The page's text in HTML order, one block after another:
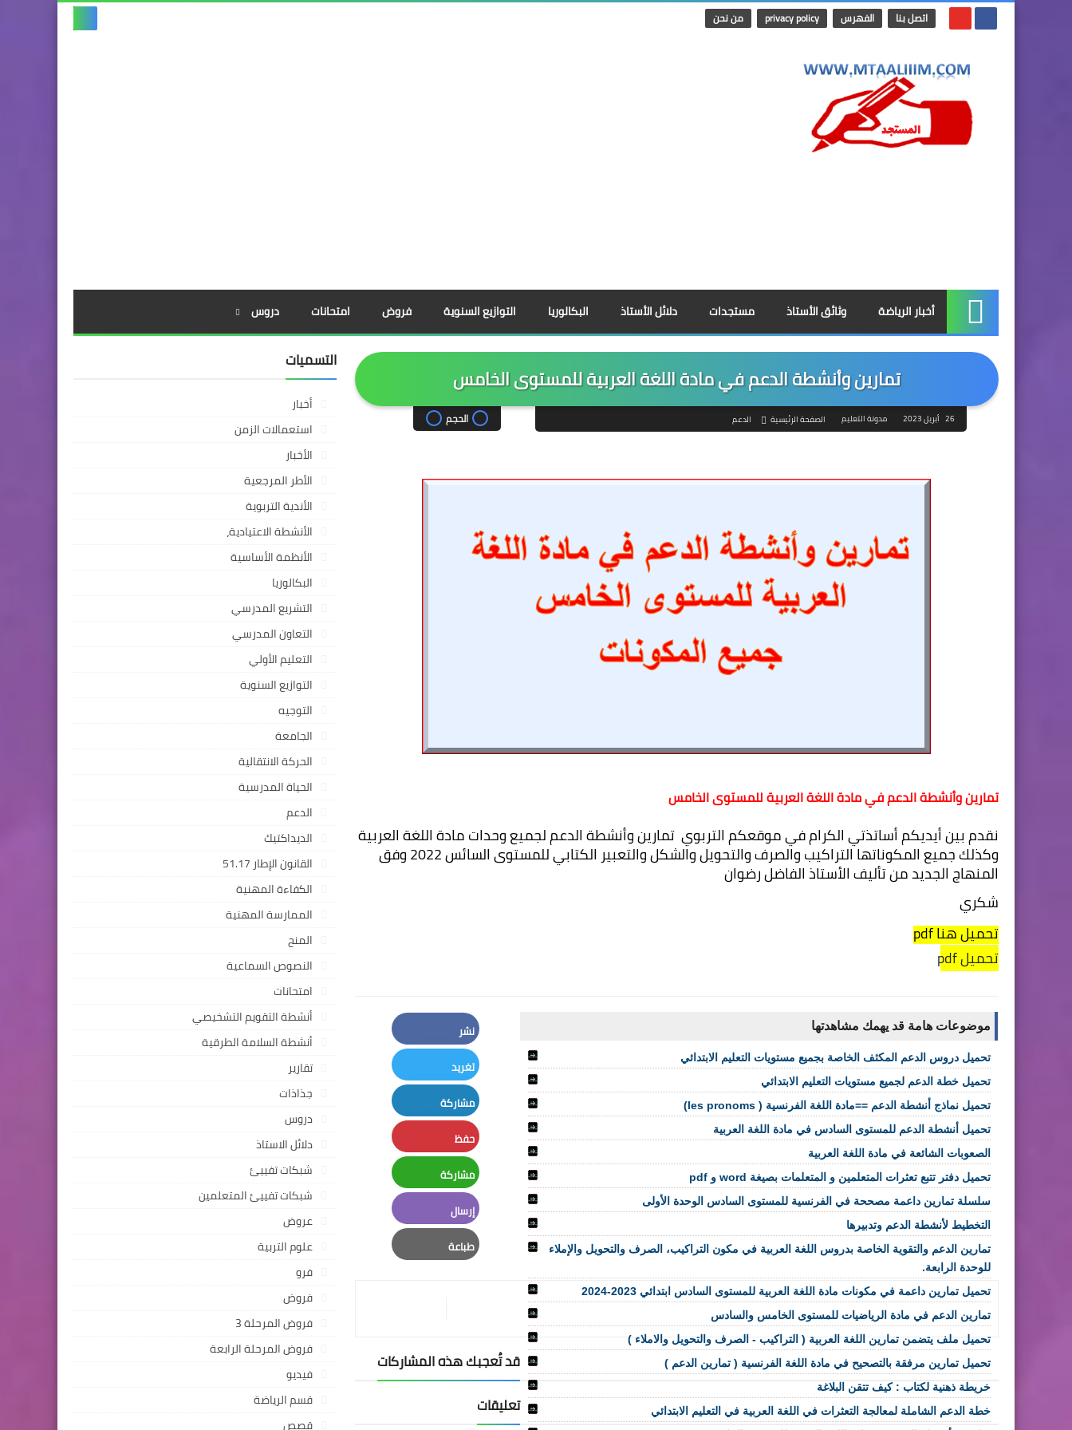
اتصل بنا الفهرس privacy policy من نحن
الرئيسية
أخبار الرياضة وثائق الأستاذ مستجدات دلائل الأستاذ البكالوريا التوازيع السنوية فروض امتحانات دروس
تمارين وأنشطة الدعم في مادة اللغة العربية للمستوى الخامس
26 أبريل 2023 مدونة التعليم الصفحة الرئيسية الدعم الحجم
تمارين وأنشطة الدعم في مادة اللغة العربية للمستوى الخامس
المنهاج الجديد من تأليف الأستاذ الفاضل رضوان
شكري
تحميل هنا pdf
تحميل pdf
موضوعات هامة قد يهمك مشاهدتها
تحميل دروس الدعم المكثف الخاصة بجميع مستويات التعليم الابتدائي
تحميل خطة الدعم لجميع مستويات التعليم الابتدائي
تحميل نماذج أنشطة الدعم ==مادة اللغة الفرنسية ( les pronoms)
تحميل أنشطة الدعم للمستوى السادس في مادة اللغة العربية
الصعوبات الشائعة في مادة اللغة العربية
تحميل دفتر تتبع تعثرات المتعلمين و المتعلمات بصيغة word و pdf
سلسلة تمارين داعمة مصححة في الفرنسية للمستوى السادس الوحدة الأولى
التخطيط لأنشطة الدعم وتدبيرها
تمارين الدعم والتقوية الخاصة بدروس اللغة العربية في مكون التراكيب، الصرف والتحويل والإملاء
للوحدة الرابعة.
تحميل تمارين داعمة في مكونات مادة اللغة العربية للمستوى السادس ابتدائي 2023-2024
تمارين الدعم في مادة الرياضيات للمستوى الخامس والسادس
تحميل ملف يتضمن تمارين اللغة العربية ( التراكيب - الصرف والتحويل والاملاء )
تحميل تمارين مرفقة بالتصحيح في مادة اللغة الفرنسية ( تمارين الدعم )
خريطة ذهنية لكتاب : كيف تتقن البلاغة
خطة الدعم الشاملة لمعالجة التعثرات في اللغة العربية في التعليم الابتدائي
نشر
Facebook
تغريد
Twitter
مشاركة
LinkedIn
حفظ
Pinterest
مشاركة
Whatsapp
إرسال
Email
طباعة
قد تُعجبك هذه المشاركات
تعليقات
التسميات
أخبار
استعمالات الزمن
الأخبار
الأطر المرجعية
الأندية التربوية
الأنشطة الاعتيادية،
الأنظمة الأساسية
البكالوريا
التشريع المدرسي
التعاون المدرسي
التعليم الأولي
التوازيع السنوية
التوجيه
الجامعة
الحركة الانتقالية
الحياة المدرسية
الدعم
الديداكتيك
القانون الإطار 51.17
الكفاءة المهنية
الممارسة المهنية
المنح
النصوص السماعية
امتحانات
أنشطة التقويم التشخيصي
أنشطة السلامة الطرقية
تقارير
جذاذات
دروس
دلائل الاستاذ
شبكات تفييئ
شبكات تفييئ المتعلمين
عروض
علوم التربية
فرو
فروض
فروض المرحلة 3
فروض المرحلة الرابعة
فيديو
قسم الرياضة
قصص